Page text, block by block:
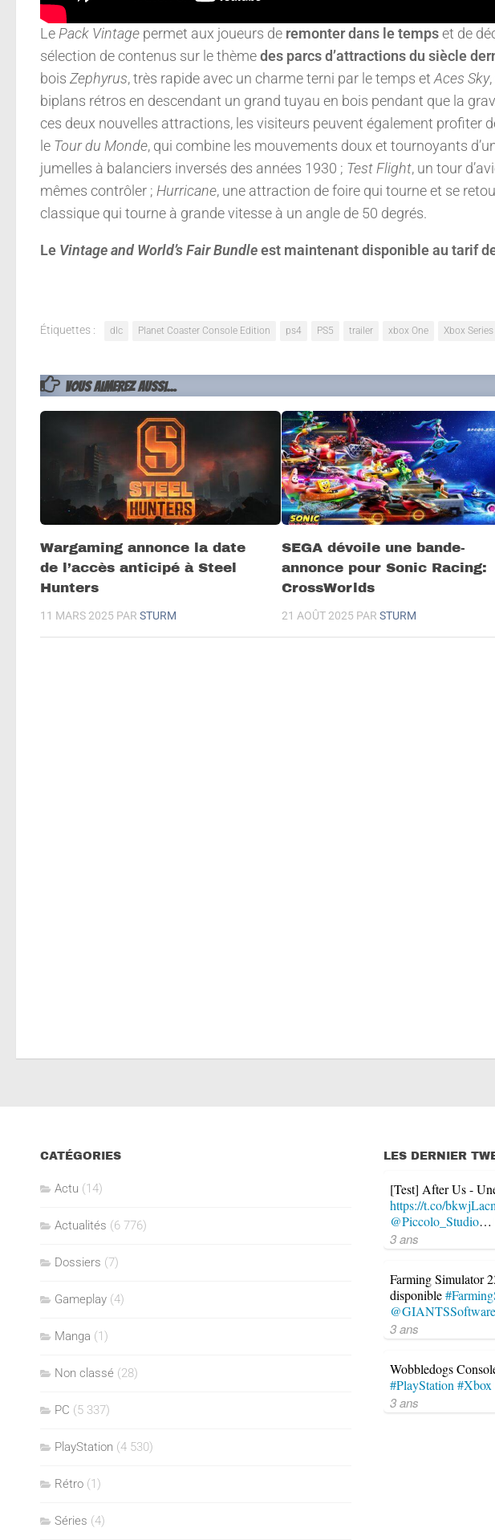
LePack Vintage permet aux joueurs de remonter dans le tempset de
sélection de contenus sur le thèmedes parcs d’attractions du siècle
bois Zephyrus, très rapide avec un charme terni par le temps etAces Sky
biplans rétros en descendant un grand tuyau en bois pendant que la
ces deux nouvelles attractions, les visiteurs peuvent également profiter
le Tour du Monde, qui combine les mouvements doux et tournoyants
jumelles à balanciers inversés des années 1930 ; Test Flight, un tour
mêmes contrôler ; Hurricane, une attraction de foire qui tourne et se
classique qui tourne à grande vitesse à un angle de 50 degrés.
Le Vintage and World’s Fair Bundleest maintenant disponible au tarif
Étiquettes : dlc Planet Coaster Console Edition ps4 PS5 trailer xbox One Xbox
VOUS AIMEREZ AUSSI...
Wargaming annonce la date
de l’accès anticipé à Steel
Hunters
11 MARS 2025 PAR STURM
SEGA dévoile une bande-
annonce pour Sonic Racing:
CrossWorlds
21 AOÛT 2025 PARSTURM
CATÉGORIES
Actu (14)
Actualités (6 776)
Dossiers (7)
Gameplay (4)
Manga (1)
Non classé (28)
PC (5 337)
PlayStation (4 530)
Rétro (1)
Séries (4)
LES DERNIER
[Test] After Us -
https://t.co/
@Piccolo_Studio…
3 ans
Farming Simulator
disponible
@GIANTSSoftware
3 ans
Wobbledogs
#PlayStation #Xbox
3 ans